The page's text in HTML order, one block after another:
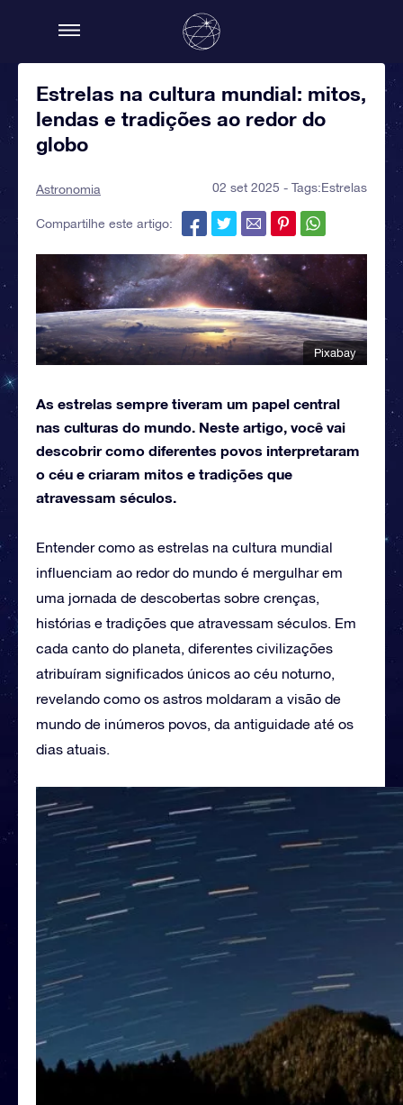
Estrelas na cultura mundial: mitos,
lendas e tradições ao redor do
globo
Astronomia 02 set 2025 - Tags:Estrelas
Compartilhe este artigo:
Pixabay
As estrelas sempre tiveram um papel central
nas culturas do mundo. Neste artigo, você vai
descobrir como diferentes povos interpretaram
o céu e criaram mitos e tradições que
atravessam séculos.
Entender como as estrelas na cultura mundial
influenciam ao redor do mundo é mergulhar em
uma jornada de descobertas sobre crenças,
histórias e tradições que atravessam séculos. Em
cada canto do planeta, diferentes civilizações
atribuíram significados únicos ao céu noturno,
revelando como os astros moldaram a visão de
mundo de inúmeros povos, da antiguidade até os
dias atuais.